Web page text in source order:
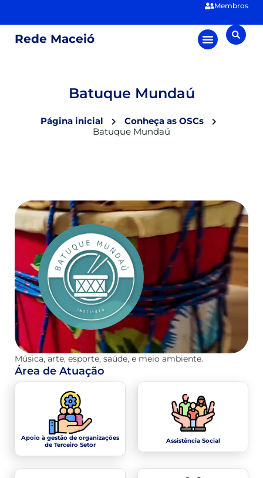
Membros
Rede Maceió
Batuque Mundaú
Página inicial
Conheça as OSCs
Batuque Mundaú
Música, arte, esporte, saúde, e meio ambiente.
Área de Atuação
Apoio à gestão de organizações
de Terceiro Setor
Assistência Social